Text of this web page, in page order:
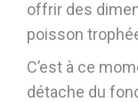
offrir des
poisson
C’est à ce
détache du